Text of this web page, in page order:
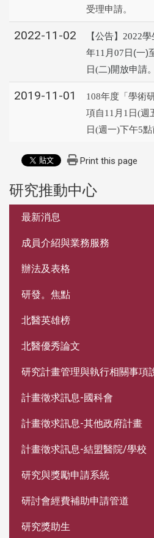
受理申請。
2022-11-02 【公告】2022學
年11 月07日(一)
日(二)開放申請。
2019-11-01
108年度「學術
項自11月1日(週
日(週一)下午5
Print this page
研究推動中心
最新消息
成員介紹與業務服務
辦法及表格
研發。焦點
北醫英雄榜
北醫優秀論文
研究計畫管理與執行相關事項
計畫徵求訊息-國科會
計畫徵求訊息-其他政府計畫
計畫徵求訊息-結盟醫院/學校
研究與獎勵申請系統
研討會經費補助申請管道
研究獎助生